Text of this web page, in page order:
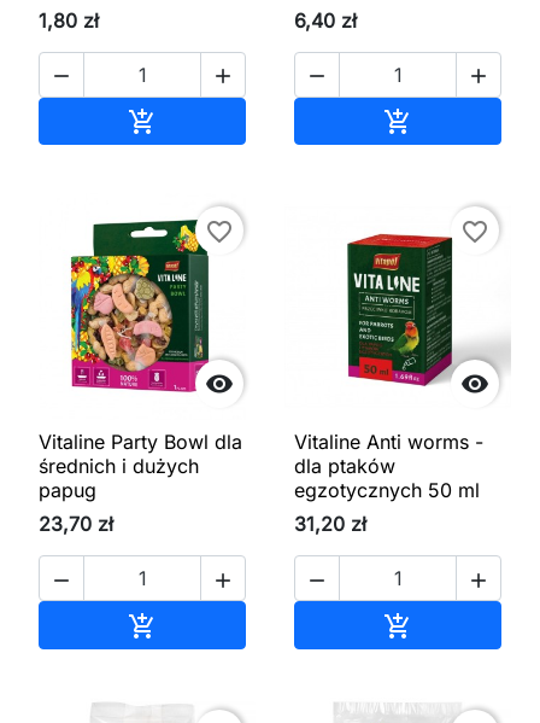
1,80 zł
 

6,40 zł
 


favorite_border
Vitaline Party Bowl dla
średnich i dużych
papug
23,70 zł
 


favorite_border
Vitaline Anti worms -
dla ptaków
egzotycznych 50 ml
31,20 zł
 
